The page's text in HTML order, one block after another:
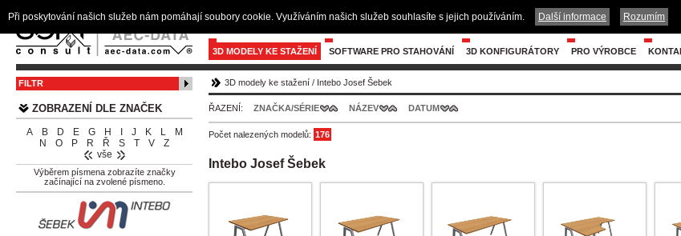
3D MODELY KE STAŽENÍ SOFTWARE PRO STAHOVÁNÍ 3D KONFIGURÁTORY PRO VÝROBCE
FILTR
ZOBRAZENÍ DLE ZNAČEK
A B D E G H J K L
M
N
O P R Ř S T V
Z
vše
Výběrem písmena zobrazíte značky
začínající na zvolené písmeno.
3D modely ke stažení / Intebo Josef Šebek
ŘAZENÍ: ZNAČKA/SÉRIE NÁZEV DATUM
Počet nalezených modelů: 176
Intebo Josef Šebek
Při poskytování našich služeb nám pomáhají soubory cookie. Využíváním našich služeb souhlasíte s jejich používáním. Další informace Rozumím